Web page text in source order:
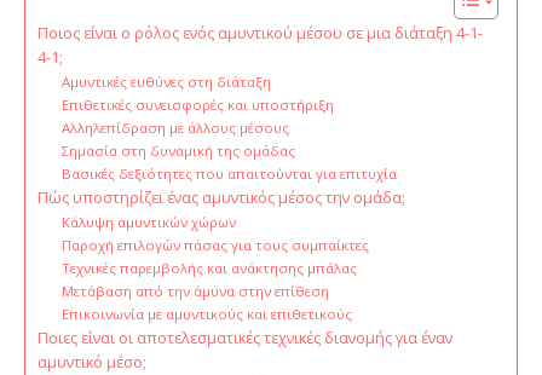
Ποιος είναι ο ρόλος ενός αμυντικού μέσου σε μια διάταξη 4-1-
4-1;
Αμυντικές ευθύνες στη διάταξη
Επιθετικές συνεισφορές και υποστήριξη
Αλληλεπίδραση με άλλους μέσους
Σημασία στη δυναμική της ομάδας
Βασικές δεξιότητες που απαιτούνται για επιτυχία
Πώς υποστηρίζει ένας αμυντικός μέσος την ομάδα;
Κάλυψη αμυντικών χώρων
Παροχή επιλογών πάσας για τους συμπαίκτες
Τεχνικές παρεμβολής και ανάκτησης μπάλας
Μετάβαση από την άμυνα στην επίθεση
Επικοινωνία με αμυντικούς και επιθετικούς
Ποιες είναι οι αποτελεσματικές τεχνικές διανομής για έναν
αμυντικό μέσο;